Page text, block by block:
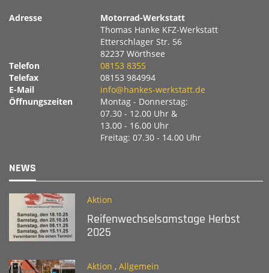
Adresse
Motorrad-Werkstatt
Thomas Hanke KFZ-Werkstatt
Etterschlager Str. 56
82237 Wörthsee
Telefon
08153 8355
Telefax
08153 984994
E-Mail
info@hankes-werkstatt.de
Öffnungszeiten
Montag - Donnerstag:
07.30 - 12.00 Uhr &
13.00 - 16.00 Uhr
Freitag: 07.30 - 14.00 Uhr
NEWS
Aktion
Reifenwechselsamstage Herbst
2025
Aktion , Allgemein